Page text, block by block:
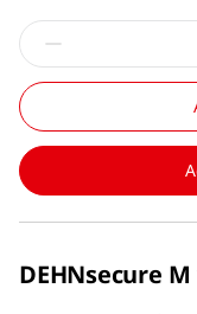
DEHNsecure M